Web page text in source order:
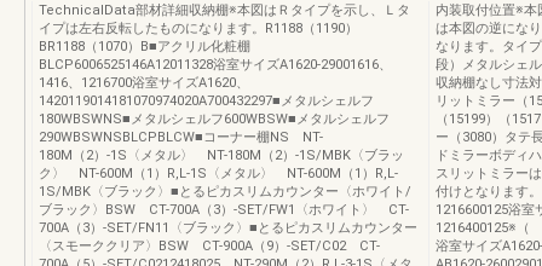
TechnicalData部材詳細収納棚※本図はＲタイプを示し、Ｌタ
イプは左右反転したものになります。R1188（1190）
BR1188（1070）B■アクリル化粧棚
BLCP6006525146A12011328浴室サイズA1620-29001616、
1416、1216700浴室サイズA1620、
1420119014181070974020A700432297■メタルシェルフ
180WBSWNS■メタルシェルフ600WBSW■メタルシェルフ
290WBSWNSBLCPBLCW■コーナー棚NS NT-
180M（2）-1S〈メタル〉 NT-180M（2）-1S/MBK〈ブラッ
ク〉 NT-600M（1）R,L-1S〈メタル〉 NT-600M（1）R,L-
1S/MBK〈ブラック〉■とるピカスリムカウンター〈ホワイト/
ブラック〉BSW CT-700A（3）-SET/FW1〈ホワイト〉 CT-
700A（3）-SET/FN11〈ブラック〉■とるピカスリムカウンター
〈スモーククリア〉BSW CT-900A（9）-SET/C02 CT-
内装取付位置※本
は本図の逆にな
なります。タイ
段）メタルシェ
収納棚なし寸法
リットミラー（
（15199）（
ー（3080）タテ
ドミラーボディ
スリットミラー
付けとなります
1216600125浴室
1216400125※（
浴室サイズ